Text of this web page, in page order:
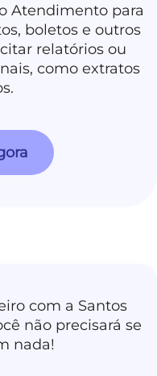
Atendimento para
boletos e outros
relatórios ou
como extratos
com a Santos
não precisará se
nada!